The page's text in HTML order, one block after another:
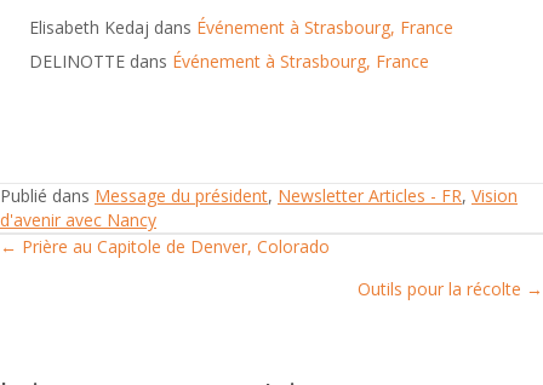
Elisabeth Kedaj dans Événement à Strasbourg, France
DELINOTTE dans Événement à Strasbourg, France
Publié dans Message du président, Newsletter Articles - FR, Vision
d'avenir avec Nancy
Posts
← Prière au Capitole de Denver, Colorado
Outils pour la récolte →